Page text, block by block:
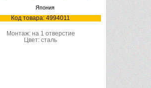
Япония
Код товара: 4994011
Монтаж: на 1 отверстие
Цвет: сталь